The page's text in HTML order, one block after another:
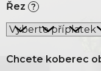
Řez ?
Chcete koberec